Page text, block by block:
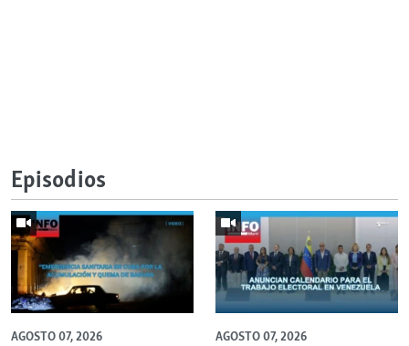
Episodios
AGOSTO 07, 2026
AGOSTO 07, 2026